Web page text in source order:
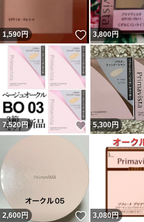
1,590円 いいね！
3,800円
7,520円 いいね！
5,300円
2,600円 いいね！
3,080円